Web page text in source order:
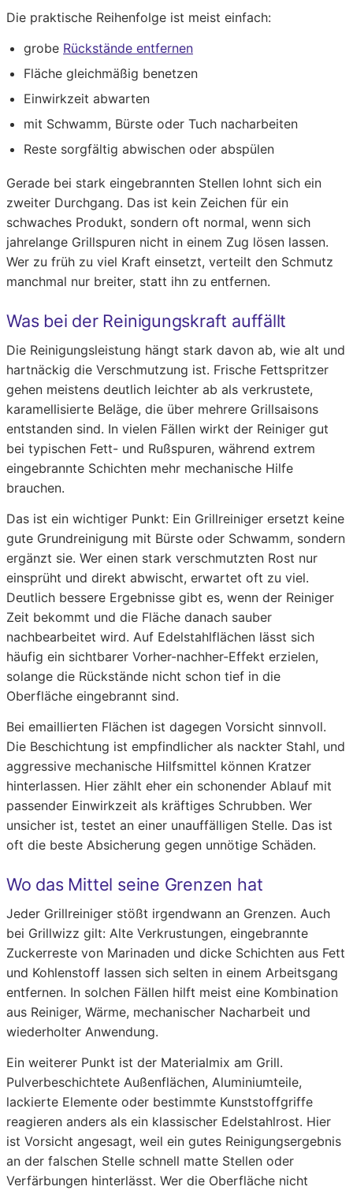
Die praktische Reihenfolge ist meist einfach:
grobe Rückstände entfernen
Fläche gleichmäßig benetzen
Einwirkzeit abwarten
mit Schwamm, Bürste oder Tuch nacharbeiten
Reste sorgfältig abwischen oder abspülen
Gerade bei stark eingebrannten Stellen lohnt sich ein
zweiter Durchgang. Das ist kein Zeichen für ein
schwaches Produkt, sondern oft normal, wenn sich
jahrelange Grillspuren nicht in einem Zug lösen lassen.
Wer zu früh zu viel Kraft einsetzt, verteilt den Schmutz
manchmal nur breiter, statt ihn zu entfernen.
Was bei der Reinigungskraft auffällt
Die Reinigungsleistung hängt stark davon ab, wie alt und
hartnäckig die Verschmutzung ist. Frische Fettspritzer
gehen meistens deutlich leichter ab als verkrustete,
karamellisierte Beläge, die über mehrere Grillsaisons
entstanden sind. In vielen Fällen wirkt der Reiniger gut
bei typischen Fett- und Rußspuren, während extrem
eingebrannte Schichten mehr mechanische Hilfe
brauchen.
Das ist ein wichtiger Punkt: Ein Grillreiniger ersetzt keine
gute Grundreinigung mit Bürste oder Schwamm, sondern
ergänzt sie. Wer einen stark verschmutzten Rost nur
einsprüht und direkt abwischt, erwartet oft zu viel.
Deutlich bessere Ergebnisse gibt es, wenn der Reiniger
Zeit bekommt und die Fläche danach sauber
nachbearbeitet wird. Auf Edelstahlflächen lässt sich
häufig ein sichtbarer Vorher-nachher-Effekt erzielen,
solange die Rückstände nicht schon tief in die
Oberfläche eingebrannt sind.
Bei emaillierten Flächen ist dagegen Vorsicht sinnvoll.
Die Beschichtung ist empfindlicher als nackter Stahl, und
aggressive mechanische Hilfsmittel können Kratzer
hinterlassen. Hier zählt eher ein schonender Ablauf mit
passender Einwirkzeit als kräftiges Schrubben. Wer
unsicher ist, testet an einer unauffälligen Stelle. Das ist
oft die beste Absicherung gegen unnötige Schäden.
Wo das Mittel seine Grenzen hat
Jeder Grillreiniger stößt irgendwann an Grenzen. Auch
bei Grillwizz gilt: Alte Verkrustungen, eingebrannte
Zuckerreste von Marinaden und dicke Schichten aus Fett
und Kohlenstoff lassen sich selten in einem Arbeitsgang
entfernen. In solchen Fällen hilft meist eine Kombination
aus Reiniger, Wärme, mechanischer Nacharbeit und
wiederholter Anwendung.
Ein weiterer Punkt ist der Materialmix am Grill.
Pulverbeschichtete Außenflächen, Aluminiumteile,
lackierte Elemente oder bestimmte Kunststoffgriffe
reagieren anders als ein klassischer Edelstahlrost. Hier
ist Vorsicht angesagt, weil ein gutes Reinigungsergebnis
an der falschen Stelle schnell matte Stellen oder
Verfärbungen hinterlässt. Wer die Oberfläche nicht